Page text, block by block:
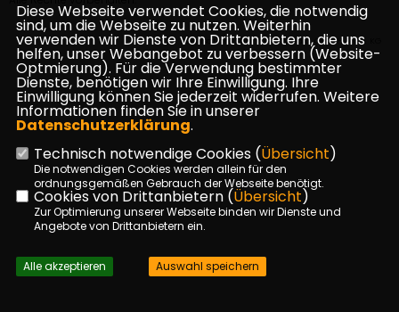
Realisation: Sharkness Media GmbH & Co. KG
Diese Webseite verwendet Cookies, die notwendig
sind, um die Webseite zu nutzen. Weiterhin
verwenden wir Dienste von Drittanbietern, die uns
helfen, unser Webangebot zu verbessern (Website-
Optmierung). Für die Verwendung bestimmter
Dienste, benötigen wir Ihre Einwilligung. Ihre
Einwilligung können Sie jederzeit widerrufen. Weitere
Informationen finden Sie in unserer
Datenschutzerklärung.
Technisch notwendige Cookies (Übersicht)
Die notwendigen Cookies werden allein für den
ordnungsgemäßen Gebrauch der Webseite benötigt.
Cookies von Drittanbietern (Übersicht)
Zur Optimierung unserer Webseite binden wir Dienste und
Angebote von Drittanbietern ein.
Alle akzeptieren Auswahl speichern